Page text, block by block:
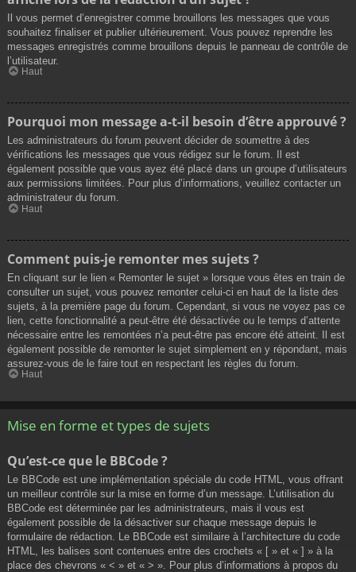
Il vous permet d’enregistrer comme brouillons les messages que vous
souhaitez finaliser et publier ultérieurement. Vous pouvez reprendre les
messages enregistrés comme brouillons depuis le panneau de contrôle de
l’utilisateur.
Haut
Pourquoi mon message a-t-il besoin d’être approuvé ?
Les administrateurs du forum peuvent décider de soumettre à des
vérifications les messages que vous rédigez sur le forum. Il est
également possible que vous ayez été placé dans un groupe d’utilisateurs
aux permissions limitées. Pour plus d’informations, veuillez contacter un
administrateur du forum.
Haut
Comment puis-je remonter mes sujets ?
En cliquant sur le lien « Remonter le sujet » lorsque vous êtes en train de
consulter un sujet, vous pouvez remonter celui-ci en haut de la liste des
sujets, à la première page du forum. Cependant, si vous ne voyez pas ce
lien, cette fonctionnalité a peut-être été désactivée ou le temps d’attente
nécessaire entre les remontées n’a peut-être pas encore été atteint. Il est
également possible de remonter le sujet simplement en y répondant, mais
assurez-vous de le faire tout en respectant les règles du forum.
Haut
Mise en forme et types de sujets
Qu’est-ce que le BBCode ?
Le BBCode est une implémentation spéciale du code HTML, vous offrant
un meilleur contrôle sur la mise en forme d’un message. L’utilisation du
BBCode est déterminée par les administrateurs, mais il vous est
également possible de la désactiver sur chaque message depuis le
formulaire de rédaction. Le BBCode est similaire à l’architecture du code
HTML, les balises sont contenues entre des crochets « [ » et « ] » à la
place des chevrons « < » et « > ». Pour plus d’informations à propos du